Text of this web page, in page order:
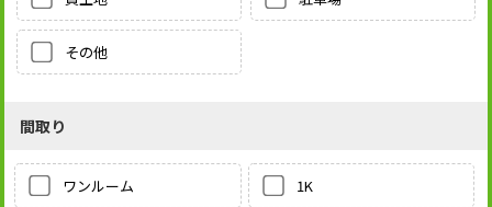
その他
間取り
ワンルーム 1K